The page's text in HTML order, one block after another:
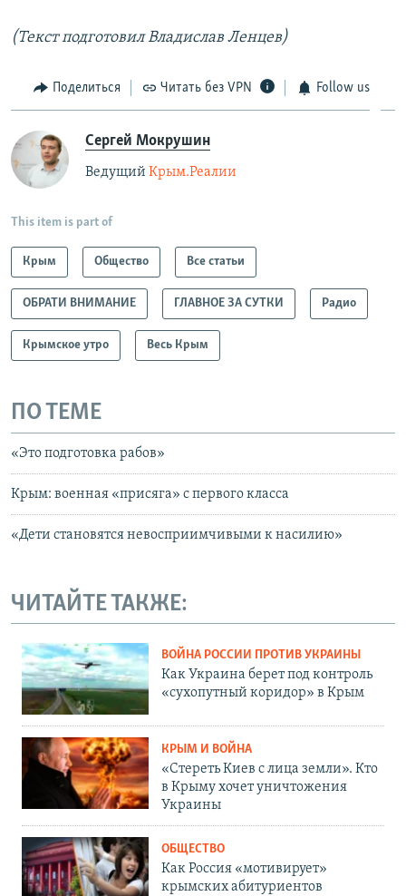
(Текст подготовил Владислав Ленцев)
Поделиться Читать без VPN Follow us
Сергей Мокрушин
Ведущий Крым.Реалии
This item is part of
Крым Общество Все статьи
ОБРАТИ ВНИМАНИЕ ГЛАВНОЕ ЗА СУТКИ Радио
Крымское утро Весь Крым
ПО ТЕМЕ
«Это подготовка рабов»
Крым: военная «присяга» с первого класса
«Дети становятся невосприимчивыми к насилию»
ЧИТАЙТЕ ТАКЖЕ:
ВОЙНА РОССИИ ПРОТИВ УКРАИНЫ
Как Украина берет под контроль
«сухопутный коридор» в Крым
КРЫМ И ВОЙНА
«Стереть Киев с лица земли». Кто
в Крыму хочет уничтожения
Украины
ОБЩЕСТВО
Как Россия «мотивирует»
крымских абитуриентов